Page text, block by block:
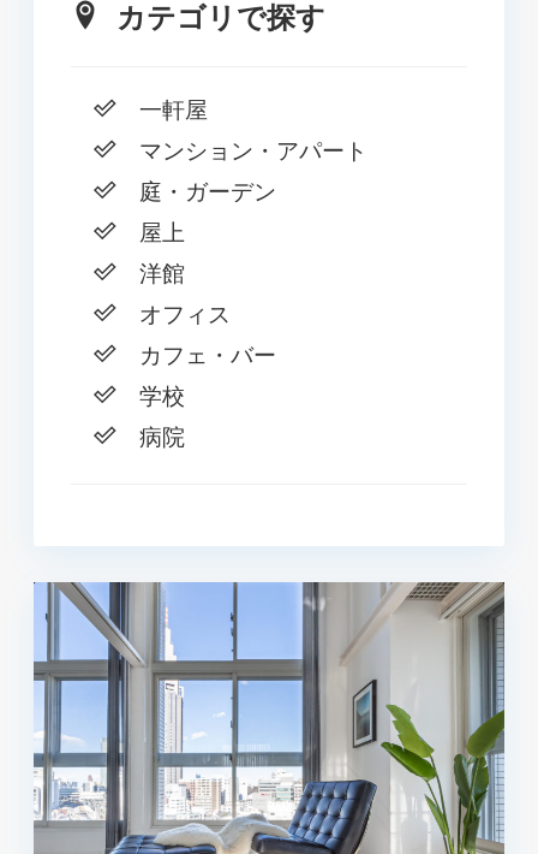
カテゴリで探す
一軒屋
マンション・アパート
庭・ガーデン
屋上
洋館
オフィス
カフェ・バー
学校
病院